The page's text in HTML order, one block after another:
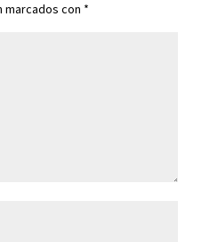
con *